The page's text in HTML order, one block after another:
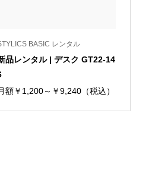
BASIC レンタル
品レンタル | デスク GT22-14
額￥1,200～￥9,240（税込）